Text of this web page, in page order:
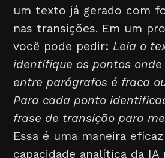
um texto já gerado com
nas transições. Em um
você pode pedir: Leia o
identifique os pontos
entre parágrafos é fraca
Para cada ponto
frase de transição para
Essa é uma maneira
capacidade analítica da IA